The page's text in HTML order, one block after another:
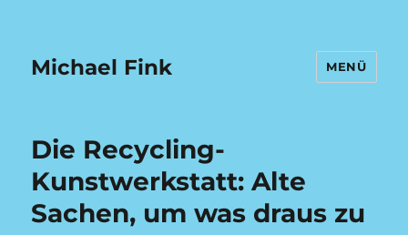
Michael Fink MENÜ
Die Recycling-
Kunstwerkstatt: Alte
Sachen, um was draus zu